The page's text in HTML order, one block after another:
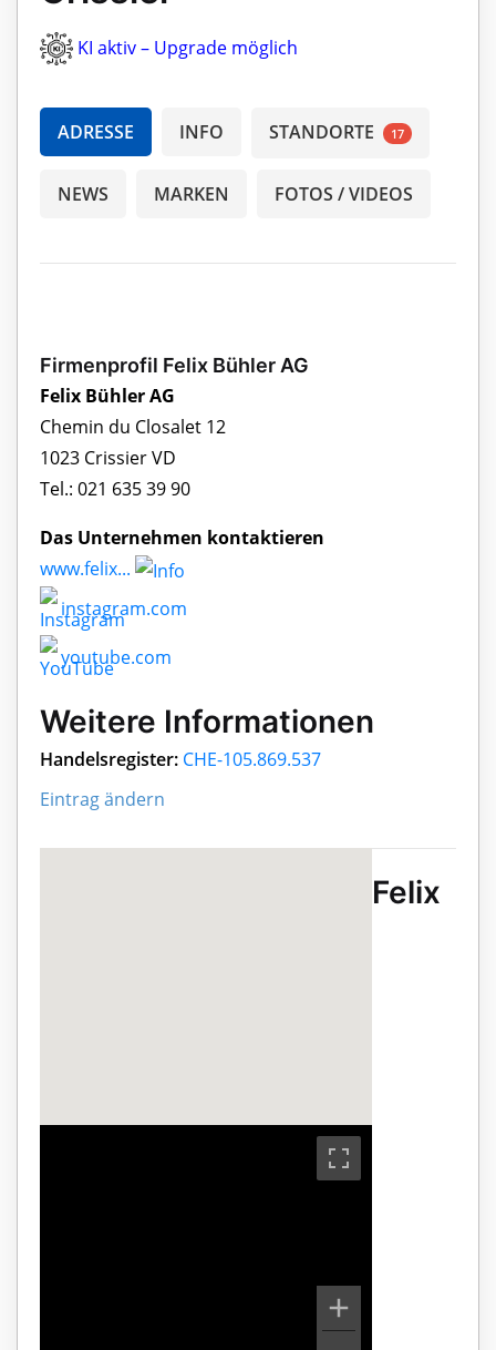
KI aktiv – Upgrade möglich
ADRESSE INFO STANDORTE 17
NEWS MARKEN FOTOS / VIDEOS
Firmenprofil Felix Bühler AG
Felix Bühler AG
Chemin du Closalet 12
1023 Crissier VD
Tel.: 021 635 39 90
Das Unternehmen kontaktieren
www.felix...
instagram.com
youtube.com
Weitere Informationen
Handelsregister: CHE-105.869.537
Eintrag ändern
Felix